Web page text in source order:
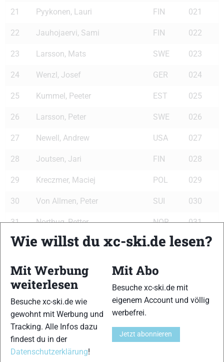
21 Pyykonen, Lauri FIN 021
22 Jauhojaervi, Sami FIN 022
23 Larsson, Mats SWE 023
24 Wenzl, Josef GER 024
25 Kummel, Peeter EST 025
26 Larsson, Peter SWE 026
27 Newell, Andrew USA 027
28 Joutsen, Jari FIN 028
29 Kreczmer, Maciej POL 029
30 Von Allmen, Peter SUI 030
31 Northug, Petter NOR 031
32 Koos, Torin USA 032
Lassila, Kalle
34 Goering, Franz GER
35 Kurttila, Keijo FIN 035
36 Uiboupin, Ats EST
37 Seifert, Benjamin
Wie willst du xc-ski.de lesen?
Mit Werbung
weiterlesen
Besuche xc-ski.de wie
gewohnt mit Werbung und
Tracking. Alle Infos dazu
findest du in der
Datenschutzerklärung!
Mit Abo
Besuche xc-ski.de mit
eigenem Account und völlig
werbefrei.
Jetzt abonnieren